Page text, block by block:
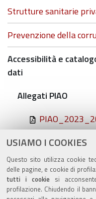
USIAMO I COOKIES
Questo sito utilizza cookie
delle pagine, e cookie di
tutti i cookiesi
profilazione. Chiudendo il
Navigazione
Strutture sanitarie
Prevenzione della
Accessibilità e
dati
Allegati PIAO
PIAO 2024-